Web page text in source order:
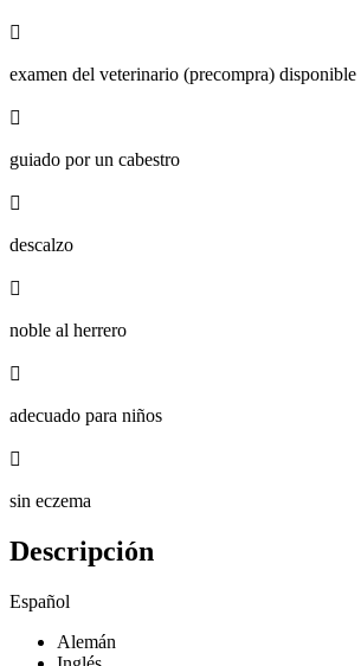

examen del veterinario (precompra) disponible

guiado por un cabestro

descalzo

noble al herrero

adecuado para niños

sin eczema
Descripción
Español
Alemán